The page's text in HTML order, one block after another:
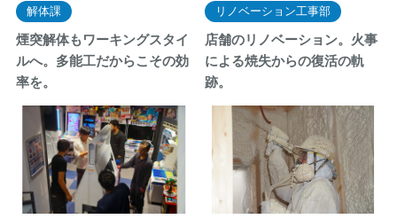
解体課
煙突解体もワーキングスタイ
ルへ。多能工だからこその効
率を。
リノベーション工事部
店舗のリノベーション。火事
による焼失からの復活の軌
跡。